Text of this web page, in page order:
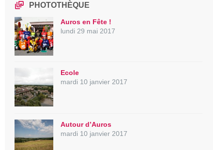
PHOTOTHÈQUE
Auros en Fête !
lundi 29 mai 2017
Ecole
mardi 10 janvier 2017
Autour d’Auros
mardi 10 janvier 2017